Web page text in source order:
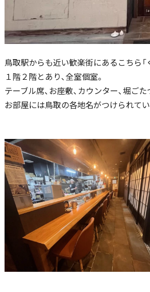
鳥取駅からも近い歓楽街にあるこちら「
１階２階とあり、全室個室。
テーブル席、お座敷、カウンター、堀ご
お部屋には鳥取の各地名がつけられて